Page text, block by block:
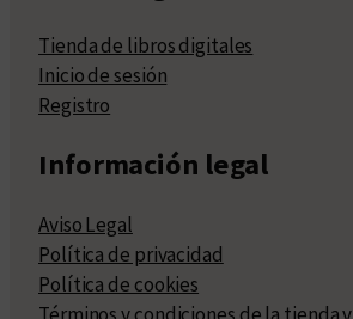
Tienda de libros digitales
Inicio de sesión
Registro
Información legal
Aviso Legal
Política de privacidad
Política de cookies
Términos y condiciones de la tienda